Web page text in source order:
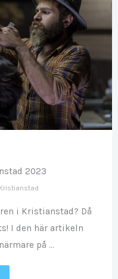
2023
Kristianstad
i Kristianstad? Då
I den här artikeln
på ...